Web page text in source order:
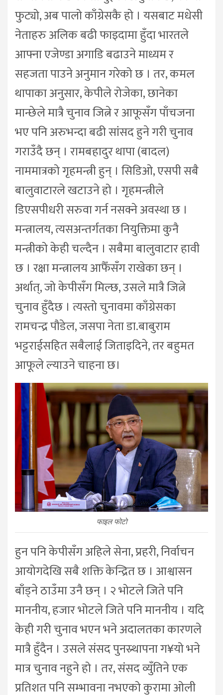
फुट्यो, अब पालो काँग्रेसकै हो । यसबाट मधेसी
नेताहरु अलिक बढी फाइदामा हुँदा भारतले
आफ्ना एजेण्डा अगाडि बढाउने माध्यम र
सहजता पाउने अनुमान गरेको छ । तर, कमल
थापाका अनुसार, केपीले रोजेका, छानेका
मान्छेले मात्रै चुनाव जित्ने र आफूसँग पाँचजना
भए पनि अरुभन्दा बढी सांसद हुने गरी चुनाव
गराउँदै छन् । रामबहादुर थापा (बादल)
नाममात्रको गृहमन्त्री हुन् । सिडिओ, एसपी सबै
बालुवाटारले खटाउने हो । गृहमन्त्रीले
डिएसपीधरी सरुवा गर्न नसक्ने अवस्था छ ।
मन्त्रालय, त्यसअन्तर्गतका नियुक्तिमा कुनै
मन्त्रीको केही चल्दैन । सबैमा बालुवाटार हावी
छ । रक्षा मन्त्रालय आफैँसँग राखेका छन् ।
अर्थात्, जो केपीसँग मिल्छ, उसले मात्रै जित्ने
चुनाव हुँदैछ । त्यस्तो चुनावमा काँग्रेसका
रामचन्द्र पौडेल, जसपा नेता डा.बाबुराम
भट्टराईसहित सबैलाई जिताइदिने, तर बहुमत
आफूले ल्याउने चाहना छ।
फाइल फोटो
हुन पनि केपीसँग अहिले सेना, प्रहरी, निर्वाचन
आयोगदेखि सबै शक्ति केन्द्रित छ । आश्वासन
बाँड्ने ठाउँमा उनै छन् । २ भोटले जिते पनि
माननीय, हजार भोटले जिते पनि माननीय । यदि
केही गरी चुनाव भएन भने अदालतका कारणले
मात्रै हुँदैन । उसले संसद पुनस्र्थापना ग¥यो भने
मात्र चुनाव नहुने हो । तर, संसद व्युँतिने एक
प्रतिशत पनि सम्भावना नभएको कुरामा ओली